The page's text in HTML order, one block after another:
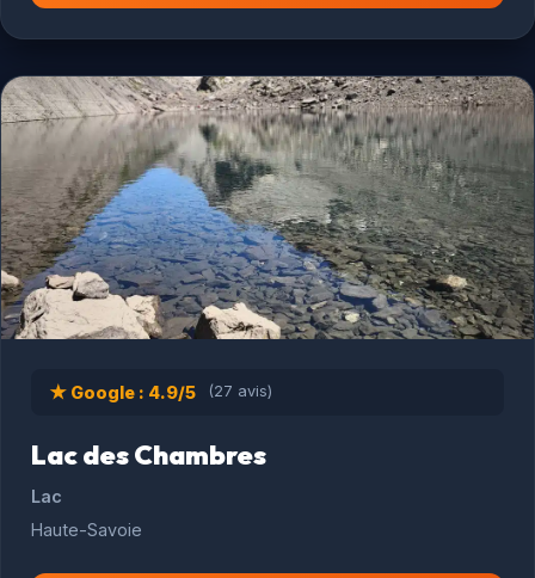
★ Google : 4.9/5 (27 avis)
Lac des Chambres
Lac
Haute-Savoie